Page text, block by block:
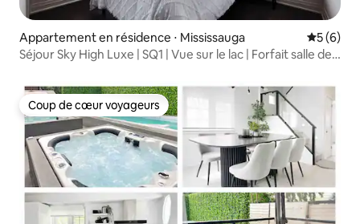
Appartement en résidence ⋅ Mississauga
5 (6)
Séjour Sky High Luxe | SQ1 | Vue sur le lac | Forfait salle de
Coup de cœur voyageurs
Coup de cœur voyageurs